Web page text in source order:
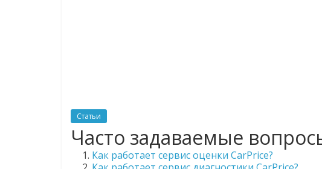
Статьи
Часто задаваемые
Как работает сервис оценки CarPrice?